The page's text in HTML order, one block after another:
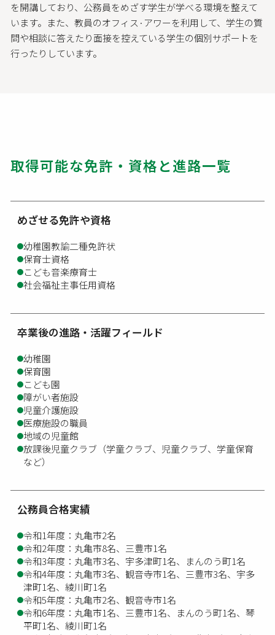
を開講しており、公務員をめざす学生が学べる環境を整えて
います。また、教員のオフィス·アワーを利用して、学生の質
問や相談に答えたり面接を控えている学生の個別サポートを
行ったりしています。
取得可能な免許・資格と進路一覧
めざせる免許や資格
幼稚園教諭二種免許状
保育士資格
こども音楽療育士
社会福祉主事任用資格
卒業後の進路・活躍フィールド
幼稚園
保育園
こども園
障がい者施設
児童介護施設
医療施設の職員
地域の児童館
放課後児童クラブ（学童クラブ、児童クラブ、学童保育
など）
公務員合格実績
令和1年度：丸亀市2名
令和2年度：丸亀市8名、三豊市1名
令和3年度：丸亀市3名、宇多津町1名、まんのう町1名
令和4年度：丸亀市3名、観音寺市1名、三豊市3名、宇多
津町1名、綾川町1名
令和5年度：丸亀市2名、観音寺市1名
令和6年度：丸亀市1名、三豊市1名、まんのう町1名、琴
平町1名、綾川町1名